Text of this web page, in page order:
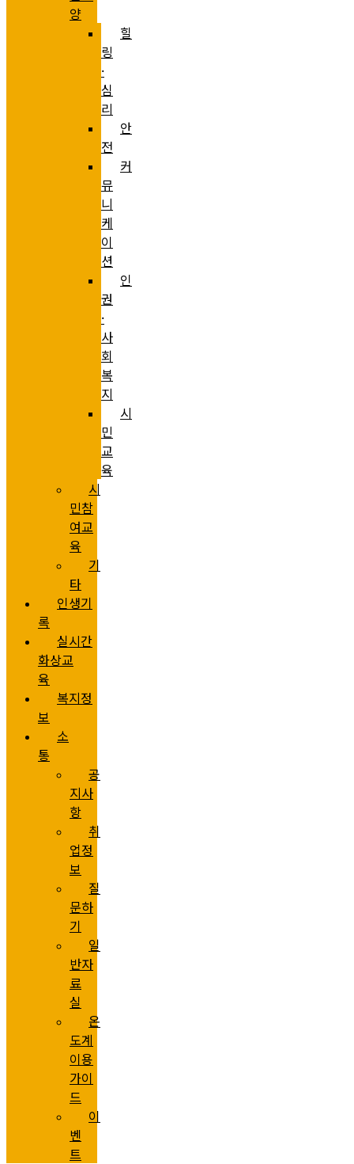
양
힐
링
·
심
리
안
전
커
뮤
니
케
이
션
인
권
·
사
회
복
지
시
민
교
육
시
민참
여교
육
기
타
인생기
록
실시간
화상교
육
복지정
보
소
통
공
지사
항
취
업정
보
질
문하
기
일
반자
료
실
온
도계
이용
가이
드
이
벤
트